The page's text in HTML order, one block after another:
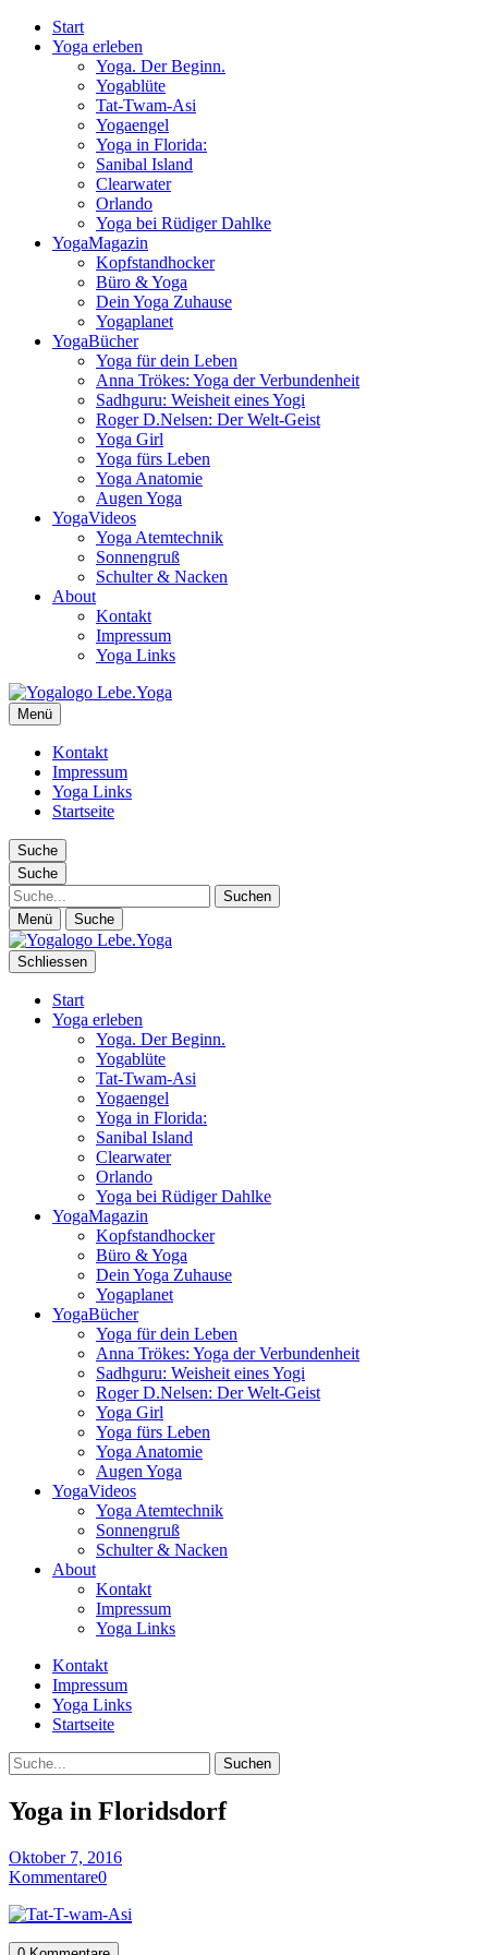
Start
Yoga erleben
Yoga. Der Beginn.
Yogablüte
Tat-Twam-Asi
Yogaengel
Yoga in Florida:
Sanibal Island
Clearwater
Orlando
Yoga bei Rüdiger Dahlke
YogaMagazin
Kopfstandhocker
Büro & Yoga
Dein Yoga Zuhause
Yogaplanet
YogaBücher
Yoga für dein Leben
Anna Trökes: Yoga der Verbundenheit
Sadhguru: Weisheit eines Yogi
Roger D.Nelsen: Der Welt-Geist
Yoga Girl
Yoga fürs Leben
Yoga Anatomie
Augen Yoga
YogaVideos
Yoga Atemtechnik
Sonnengruß
Schulter & Nacken
About
Kontakt
Impressum
Yoga Links
Lebe.Yoga: der Yoga Blog | das Yoga Magazin
Yoga erleben in Wien, Florida… Yoga Magazin, Yogabücher,
Yogavideos…
Menü
Kontakt
Impressum
Yoga Links
Startseite
Suche
Suche
Suche
Menü Suche
Schliessen
Start
Yoga erleben
Yoga. Der Beginn.
Yogablüte
Tat-Twam-Asi
Yogaengel
Yoga in Florida:
Sanibal Island
Clearwater
Orlando
Yoga bei Rüdiger Dahlke
YogaMagazin
Kopfstandhocker
Büro & Yoga
Dein Yoga Zuhause
Yogaplanet
YogaBücher
Yoga für dein Leben
Anna Trökes: Yoga der Verbundenheit
Sadhguru: Weisheit eines Yogi
Roger D.Nelsen: Der Welt-Geist
Yoga Girl
Yoga fürs Leben
Yoga Anatomie
Augen Yoga
YogaVideos
Yoga Atemtechnik
Sonnengruß
Schulter & Nacken
About
Kontakt
Impressum
Yoga Links
Kontakt
Impressum
Yoga Links
Startseite
Suche
Yoga in Floridsdorf
Oktober 7, 2016
Kommentare0